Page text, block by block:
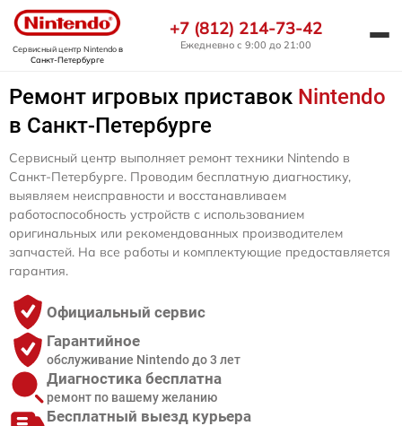
Сервисный центр Nintendoв
Санкт-Петербурге
+7 (812) 214-73-42
Ежедневно с 9:00 до 21:00
Ремонт игровых приставок Nintendo
в Санкт-Петербурге
Сервисный центр выполняет ремонт техники Nintendo в
Санкт-Петербурге. Проводим бесплатную диагностику,
выявляем неисправности и восстанавливаем
работоспособность устройств с использованием
оригинальных или рекомендованных производителем
запчастей. На все работы и комплектующие предоставляется
гарантия.
Официальный сервис
Гарантийное
обслуживание Nintendo до 3 лет
Диагностика бесплатна
ремонт по вашему желанию
Бесплатный выезд курьера